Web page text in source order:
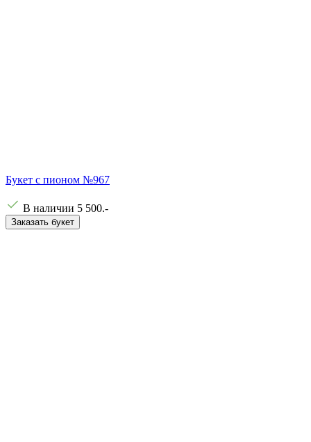
Букет с пионом №967
В наличии 5 500.-
Заказать букет